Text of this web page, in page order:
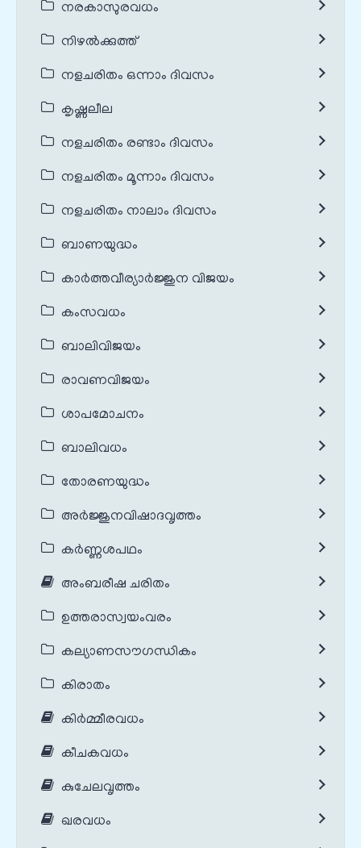
നരകാസുരവധം
നിഴൽക്കുത്ത്
നളചരിതം ഒന്നാം ദിവസം
കൃഷ്ണലീല
നളചരിതം രണ്ടാം ദിവസം
നളചരിതം മൂന്നാം ദിവസം
നളചരിതം നാലാം ദിവസം
ബാണയുദ്ധം
കാർത്തവീര്യാർജ്ജുന വിജയം
കംസവധം
ബാലിവിജയം
രാവണവിജയം
ശാപമോചനം
ബാലിവധം
തോരണയുദ്ധം
അർജ്ജുനവിഷാദവൃത്തം
കർണ്ണശപഥം
അംബരീഷ ചരിതം
ഉത്തരാസ്വയംവരം
കല്യാണസൗഗന്ധികം
കിരാതം
കിർമ്മീരവധം
കീചകവധം
കുചേലവൃത്തം
ഖരവധം